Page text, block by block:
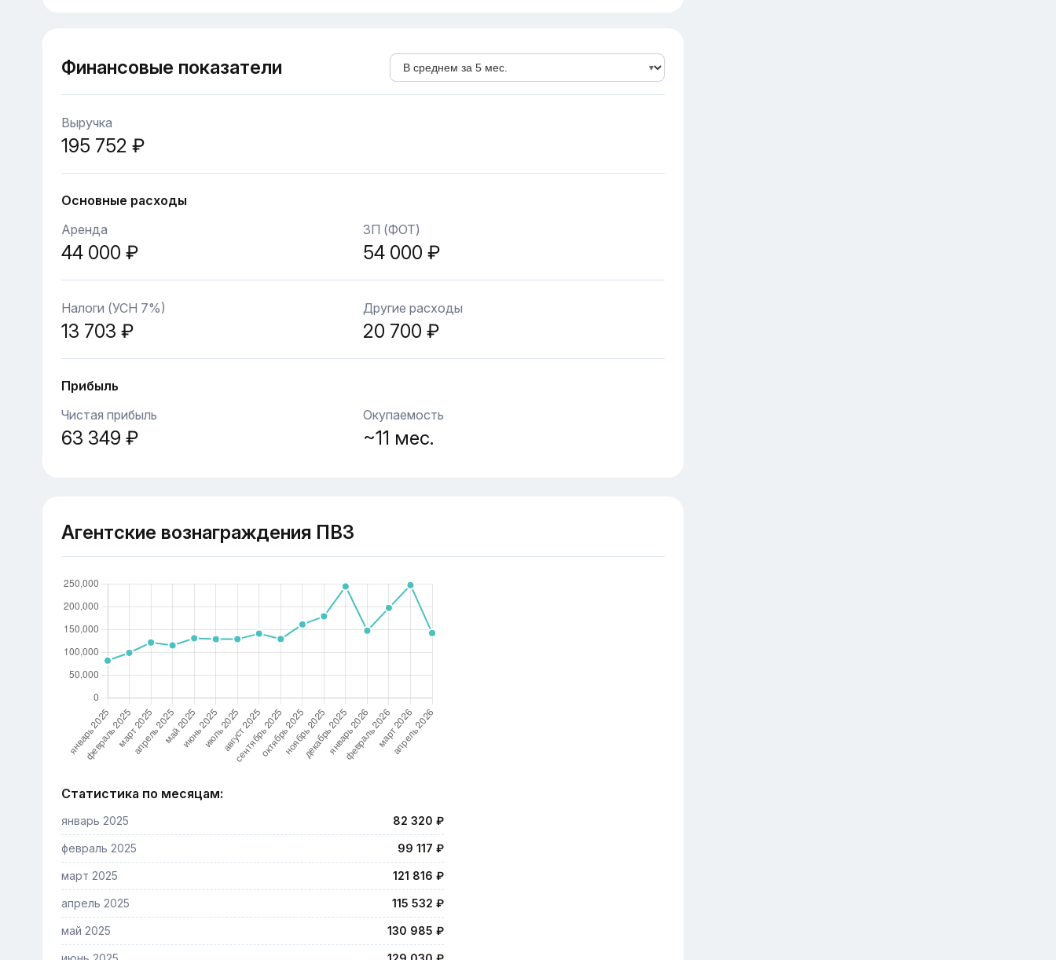
Финансовые показатели
Выручка
195 752 ₽
Основные расходы
Аренда
44 000 ₽
ЗП (ФОТ)
54 000 ₽
Налоги (УСН 7%)
13 703 ₽
Другие расходы
20 700 ₽
Прибыль
Чистая прибыль
63 349 ₽
Окупаемость
~11 мес.
Агентские вознаграждения ПВЗ
Статистика по месяцам:
январь 2025 82 320 ₽
февраль 2025 99 117 ₽
март 2025 121 816 ₽
апрель 2025 115 532 ₽
май 2025 130 985 ₽